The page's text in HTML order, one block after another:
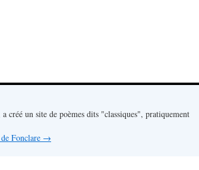
créé un site de poèmes dits "classiques", pratiquement
Fonclare →